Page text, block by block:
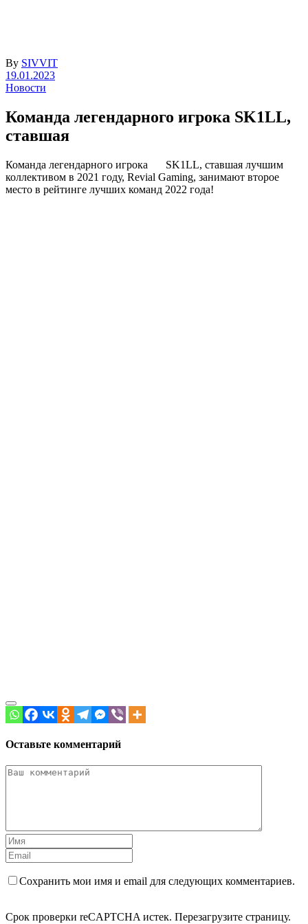
By SIVVIT
19.01.2023
Новости
Команда легендарного игрока SK1LL,
ставшая
Команда легендарного игрока
SK1LL, ставшая лучшим
коллективом в 2021 году, Revial Gaming, занимают второе
место в рейтинге лучших команд 2022 года!
Оставьте комментарий
Сохранить мои имя и email для следующих комментариев.
Срок проверки reCAPTCHA истек. Перезагрузите страницу.